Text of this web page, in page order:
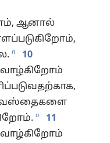
ஆனால்
n
10
o
11